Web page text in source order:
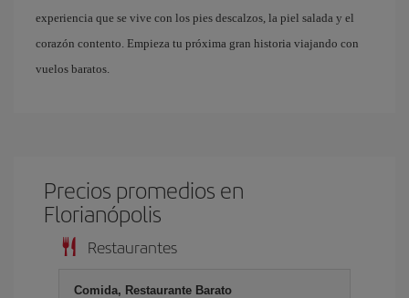
experiencia que se vive con los pies descalzos, la piel salada y el
corazón contento. Empieza tu próxima gran historia viajando con
vuelos baratos.
Precios promedios en
Florianópolis
Restaurantes
Comida, Restaurante Barato